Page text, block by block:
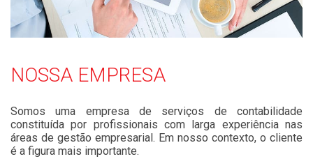
NOSSA EMPRESA
Somos uma empresa de serviços de contabilidade
constituída por profissionais com larga experiência nas
áreas de gestão empresarial. Em nosso contexto, o cliente
é a figura mais importante.